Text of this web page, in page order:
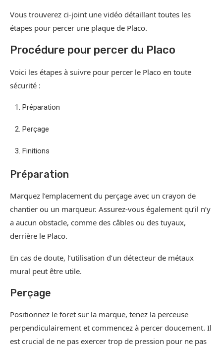
Vous trouverez ci-joint une vidéo détaillant toutes les
étapes pour percer une plaque de Placo.
Procédure pour percer du Placo
Voici les étapes à suivre pour percer le Placo en toute
sécurité :
Préparation
Perçage
Finitions
Préparation
Marquez l’emplacement du perçage avec un crayon de
chantier ou un marqueur. Assurez-vous également qu’il n’y
a aucun obstacle, comme des câbles ou des tuyaux,
derrière le Placo.
En cas de doute, l’utilisation d’un détecteur de métaux
mural peut être utile.
Perçage
Positionnez le foret sur la marque, tenez la perceuse
perpendiculairement et commencez à percer doucement. Il
est crucial de ne pas exercer trop de pression pour ne pas